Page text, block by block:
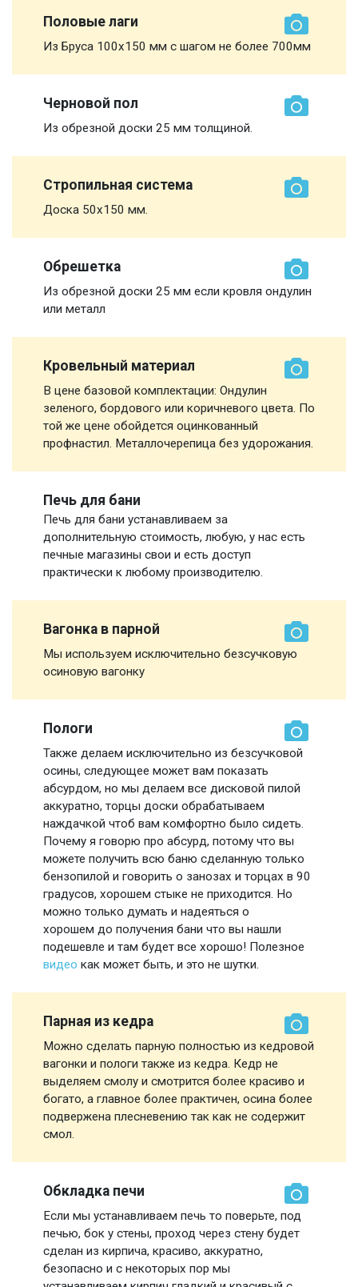
Половые лаги
Из Бруса 100х150 мм с шагом не более 700мм
Черновой пол
Из обрезной доски 25 мм толщиной.
Стропильная система
Доска 50х150 мм.
Обрешетка
Из обрезной доски 25 мм если кровля ондулин
или металл
Кровельный материал
В цене базовой комплектации: Ондулин
зеленого, бордового или коричневого цвета. По
той же цене обойдется оцинкованный
профнастил. Металлочерепица без удорожания.
Печь для бани
Печь для бани устанавливаем за
дополнительную стоимость, любую, у нас есть
печные магазины свои и есть доступ
практически к любому производителю.
Вагонка в парной
Мы используем исключительно безсучковую
осиновую вагонку
Пологи
Также делаем исключительно из безсучковой
осины, следующее может вам показать
абсурдом, но мы делаем все дисковой пилой
аккуратно, торцы доски обрабатываем
наждачкой чтоб вам комфортно было сидеть.
Почему я говорю про абсурд, потому что вы
можете получить всю баню сделанную только
бензопилой и говорить о занозах и торцах в 90
градусов, хорошем стыке не приходится. Но
можно только думать и надеяться о
хорошем до получения бани что вы нашли
подешевле и там будет все хорошо! Полезное
видео как может быть, и это не шутки.
Парная из кедра
Можно сделать парную полностью из кедровой
вагонки и пологи также из кедра. Кедр не
выделяем смолу и смотрится более красиво и
богато, а главное более практичен, осина более
подвержена плесневению так как не содержит
смол.
Обкладка печи
Если мы устанавливаем печь то поверьте, под
печью, бок у стены, проход через стену будет
сделан из кирпича, красиво, аккуратно,
безопасно и с некоторых пор мы